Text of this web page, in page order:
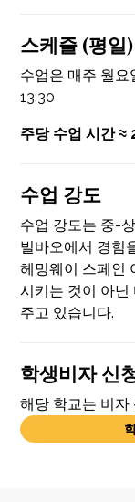
스케줄 (평일)
수업은 매주 월
13:30
주당 수업 시간 ≈
수업 강도
수업 강도는 중-
빌바오에서 경험
헤밍웨이 스페인
시키는 것이 아닌
주고 있습니다.
학생비자 신
해당 학교는 비자